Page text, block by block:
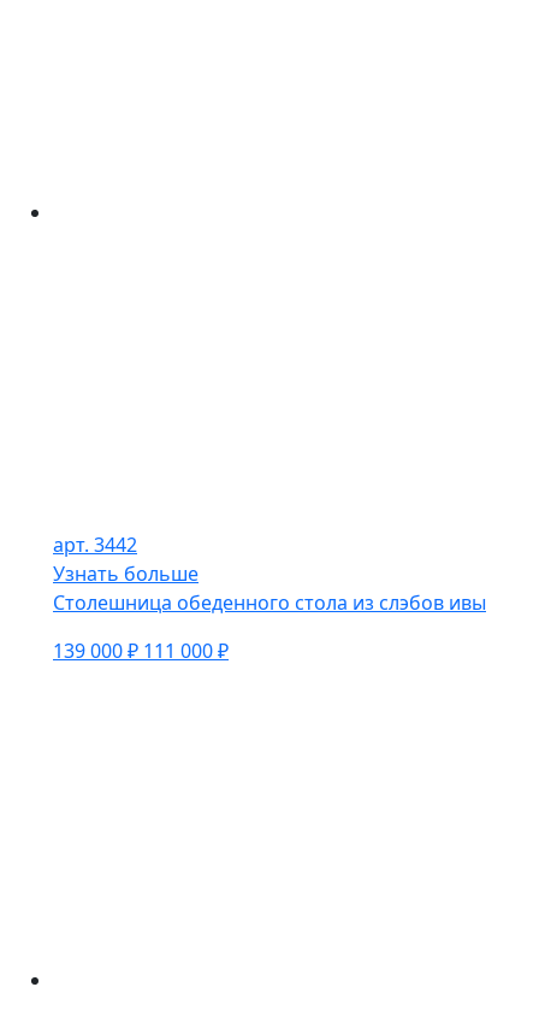
арт. 3442
Узнать больше
Столешница обеденного стола из слэбов ивы
139 000 ₽ 111 000 ₽